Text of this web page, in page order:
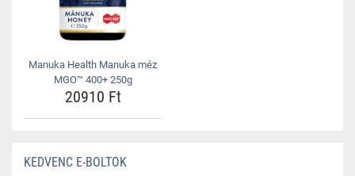
Manuka Health Manuka méz
MGO™ 400+ 250g
20910 Ft
KEDVENC E-BOLTOK